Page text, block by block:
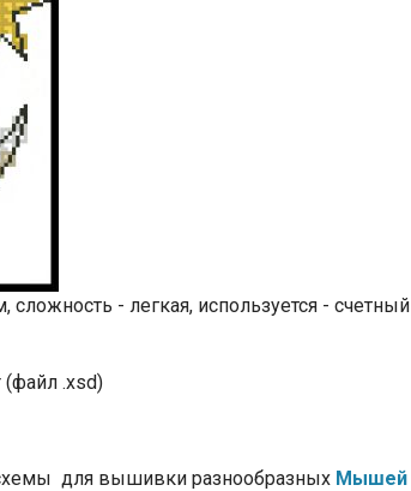
- легкая, используется - счетный
(файл .xsd)
для вышивки разнообразных Мышей